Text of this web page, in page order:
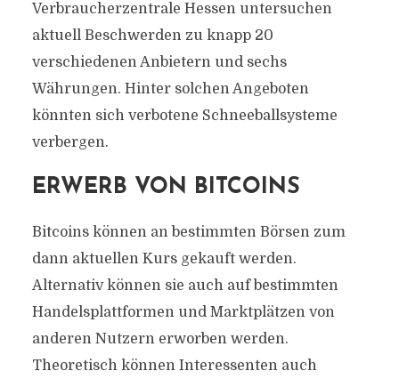
Verbraucherzentrale Hessen untersuchen
aktuell Beschwerden zu knapp 20
verschiedenen Anbietern und sechs
Währungen. Hinter solchen Angeboten
könnten sich verbotene Schneeballsysteme
verbergen.
ERWERB VON BITCOINS
Bitcoins können an bestimmten Börsen zum
dann aktuellen Kurs gekauft werden.
Alternativ können sie auch auf bestimmten
Handelsplattformen und Marktplätzen von
anderen Nutzern erworben werden.
Theoretisch können Interessenten auch